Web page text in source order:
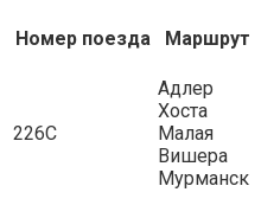
Номер поезда Маршрут
226С
Адлер
Хоста
Малая
Вишера
Мурманск